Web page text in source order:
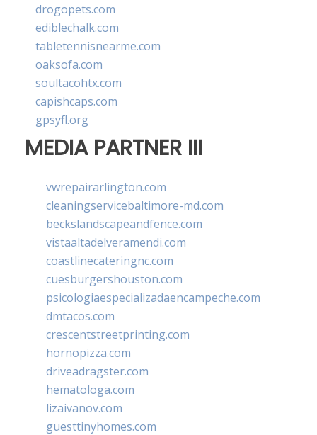
drogopets.com
ediblechalk.com
tabletennisnearme.com
oaksofa.com
soultacohtx.com
capishcaps.com
gpsyfl.org
MEDIA PARTNER III
vwrepairarlington.com
cleaningservicebaltimore-md.com
beckslandscapeandfence.com
vistaaltadelveramendi.com
coastlinecateringnc.com
cuesburgershouston.com
psicologiaespecializadaencampeche.com
dmtacos.com
crescentstreetprinting.com
hornopizza.com
driveadragster.com
hematologa.com
lizaivanov.com
guesttinyhomes.com